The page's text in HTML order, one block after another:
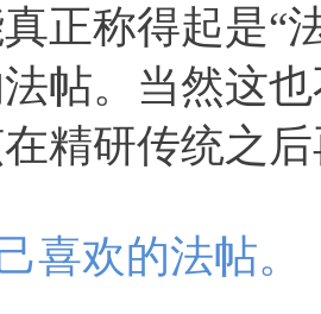
正称得起是“
帖。当然这
精研传统之
喜欢的法帖。